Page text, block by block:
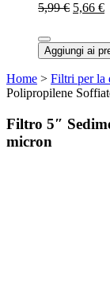
5,99 € 5,66 €
Aggiungi ai
Home > Filtri per la
Polipropilene
Filtro 5″
micron